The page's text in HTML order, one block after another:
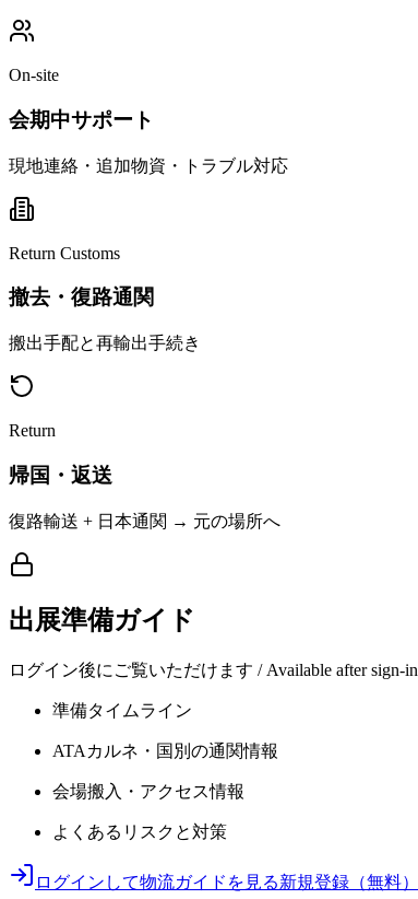
On-site
会期中サポート
現地連絡・追加物資・トラブル対応
Return Customs
撤去・復路通関
搬出手配と再輸出手続き
Return
帰国・返送
復路輸送 + 日本通関 → 元の場所へ
出展準備ガイド
ログイン後にご覧いただけます / Available after sign-in
準備タイムライン
ATAカルネ・国別の通関情報
会場搬入・アクセス情報
よくあるリスクと対策
ログインして物流ガイドを見る新規登録（無料）